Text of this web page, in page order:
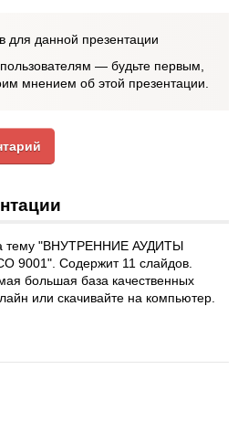
для данной презентации
— будьте первым,
мнением об этой презентации.
тему "ВНУТРЕННИЕ АУДИТЫ
9001". Содержит 11 слайдов.
большая база качественных
или скачивайте на компьютер.